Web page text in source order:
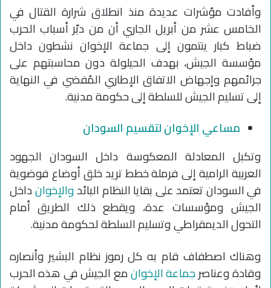
وأفادت مؤشرات عديدة منذ انطلاق شرارة القتال في
الخامس عشر من أبريل الجاري أن من دبّر أسباب الحرب
ضباط كبار ينتمون إلى جماعة الإخوان نشطون داخل
مؤسسة الجيش، بهدف الحيلولة دون محاسبتهم على
جرائمهم وإجهاض الاتفاق الإطاري المُفضي في النهاية
إلى تسليم الجيش للسلطة إلى حكومة مدنية.
مساعي الإخوان لتقسيم السودان
وتكبل المعادلة المعكوسة داخل السودان الجهود
العربية الرامية إلى فرملة خطط تريد خلق أوضاع فوضوية
في السودان تعتمد على بقايا النظام البائدوالإخوانداخل
الجيش ومؤسسات عدة، ويقطع ذلك الطريق أمام
التحول الديمقراطي وتسليم السلطة لحكومة مدنية.
وهناك اصطفاف قام به كل رموز نظام البشير وأنصاره
وقادة وعناصرجماعة الإخوانمع الجيش في هذه الحرب